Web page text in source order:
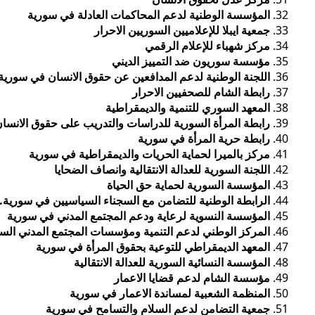
المؤسسة الوطنية لدعم المحاكمات العادلة في سورية
جمعية ايبلا للإعلاميين السوريين الاحرار
مركز شهباء للإعلام الرقمي
مؤسسة سوريون ضد التمييز الديني
اللجنة الوطنية لدعم المدافعين عن حقوق الانسان في
رابطة الشام للصحفيين الاحرار
المعهد السوري للتنمية والديمقراطية
رابطة المرأة السورية للدراسات والتدريب على حقوق
رابطة حرية المرأة في سورية
مركز بالميرا لحماية الحريات والديمقراطية في سورية
اللجنة السورية للعدالة الانتقالية وانصاف الضحايا
المؤسسة السورية لحماية حق الحياة
الرابطة الوطنية للتضامن مع السجناء السياسيين في سورية.
المؤسسة النسوية لرعاية ودعم المجتمع المدني في سورية
المركز الوطني لدعم التنمية ومؤسسات المجتمع المدني
المعهد الديمقراطي للتوعية بحقوق المرأة في سورية
المؤسسة النسائية السورية للعدالة الانتقالية
مؤسسة الشام لدعم قضايا الاعمار
المنظمة الشعبية لمساندة الاعمار في سورية
جمعية التضامن لدعم السلام والتسامح في سورية